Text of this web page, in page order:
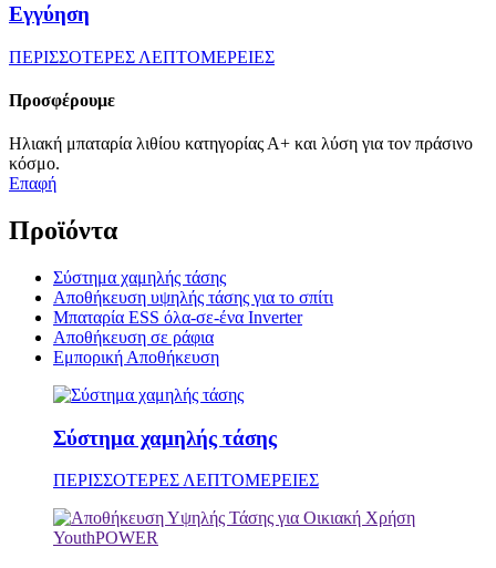
Εγγύηση
ΠΕΡΙΣΣΟΤΕΡΕΣ ΛΕΠΤΟΜΕΡΕΙΕΣ
Προσφέρουμε
Ηλιακή μπαταρία λιθίου κατηγορίας Α+ και λύση για τον πράσινο
κόσμο.
Επαφή
Προϊόντα
Σύστημα χαμηλής τάσης
Αποθήκευση υψηλής τάσης για το σπίτι
Μπαταρία ESS όλα-σε-ένα Inverter
Αποθήκευση σε ράφια
Εμπορική Αποθήκευση
Σύστημα χαμηλής τάσης
ΠΕΡΙΣΣΟΤΕΡΕΣ ΛΕΠΤΟΜΕΡΕΙΕΣ